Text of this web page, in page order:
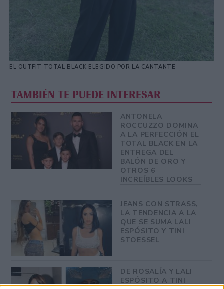
EL OUTFIT TOTAL BLACK ELEGIDO POR LA CANTANTE
TAMBIÉN TE PUEDE INTERESAR
ANTONELA
ROCCUZZO DOMINA
A LA PERFECCIÓN EL
TOTAL BLACK EN LA
ENTREGA DEL
BALÓN DE ORO Y
OTROS 6
INCREÍBLES LOOKS
JEANS CON STRASS,
LA TENDENCIA A LA
QUE SE SUMA LALI
ESPÓSITO Y TINI
STOESSEL
DE ROSALÍA Y LALI
ESPÓSITO A TINI